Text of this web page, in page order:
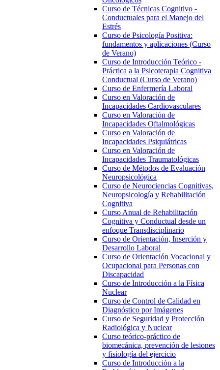
Curso de Técnicas Cognitivo -
Conductuales para el Manejo del
Estrés
Curso de Psicología Positiva:
fundamentos y aplicaciones (Curso
de Verano)
Curso de Introducción Teórico -
Práctica a la Psicoterapia Cognitiva
Conductual (Curso de Verano)
Curso de Enfermería Laboral
Curso en Valoración de
Incapacidades Cardiovasculares
Curso en Valoración de
Incapacidades Oftalmológicas
Curso en Valoración de
Incapacidades Psiquiátricas
Curso en Valoración de
Incapacidades Traumatológicas
Curso de Métodos de Evaluación
Neuropsicológica
Curso de Neurociencias Cognitivas,
Neuropsicología y Rehabilitación
Cognitiva
Curso Anual de Rehabilitación
Cognitiva y Conductual desde un
enfoque Transdisciplinario
Curso de Orientación, Inserción y
Desarrollo Laboral
Curso de Orientación Vocacional y
Ocupacional para Personas con
Discapacidad
Curso de Introducción a la Física
Nuclear
Curso de Control de Calidad en
Diagnóstico por Imágenes
Curso de Seguridad y Protección
Radiológica y Nuclear
Curso teórico-práctico de
biomecánica, prevención de lesiones
y fisiología del ejercicio
Curso de Introducción a la